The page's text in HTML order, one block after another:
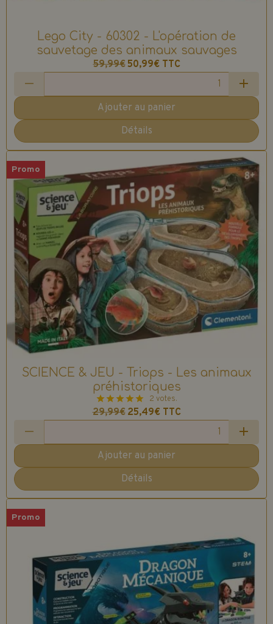
Lego City - 60302 - L'opération de
sauvetage des animaux sauvages
59,99€50,99€ TTC
Ajouter au panier
Détails
Promo
SCIENCE & JEU - Triops - Les animaux
préhistoriques
2 votes.
29,99€ 25,49€ TTC
Ajouter au panier
Détails
Promo